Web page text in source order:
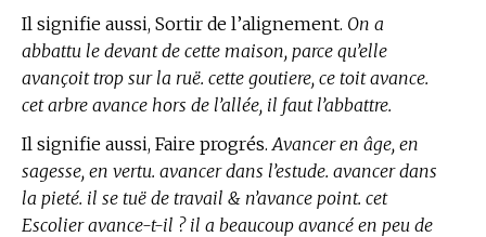
Il signifie aussi, Sortir de l’alignement. On a
abbattu le devant de cette maison, parce qu’elle
avançoit trop sur la ruë. cette goutiere, ce toit avance.
cet arbre avance hors de l’allée, il faut l’abbattre.
Il signifie aussi, Faire progrés. Avancer en âge, en
sagesse, en vertu. avancer dans l’estude. avancer dans
la pieté. il se tuë de travail & n’avance point. cet
Escolier avance-t-il ? il a beaucoup avancé en peu de